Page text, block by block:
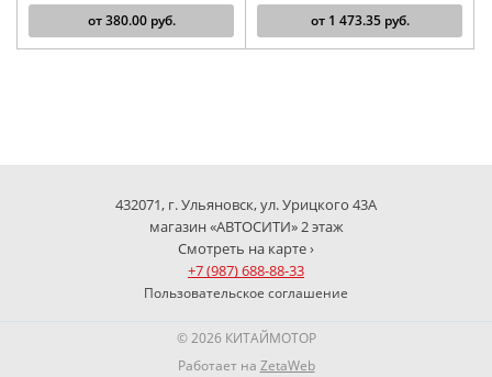
от380.00руб. от 1 473.35руб.
432071, г. Ульяновск, ул. Урицкого 43А
магазин «АВТОСИТИ» 2 этаж
Смотреть на карте ›
+7 (987) 688-88-33
Пользовательское соглашение
© 2026 КИТАЙМОТОР
Работает на ZetaWeb